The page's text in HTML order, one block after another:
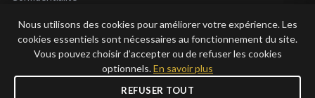
À Propos
Nous utilisons des cookies pour améliorer votre expérience. Les
cookies essentiels sont nécessaires au fonctionnement du site.
Vous pouvez choisir d’accepter ou de refuser les cookies
optionnels.En savoir plus
REFUSER TOUT